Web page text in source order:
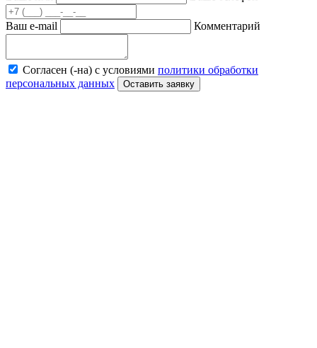
Ваш e-mail Комментарий
Согласен (-на) с условиями политики обработки
персональных данных